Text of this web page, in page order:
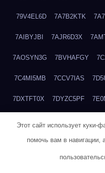
79V4EL6D 7A7B2KTK
7AIBYJBI 7AJR6D3X
7AOSYN3G 7BVHAFGY
7C4MI5MB 7CCV7IAS
7DXTFT0X 7DYZC5PF
7FKTW3MA 7FRYD8I9
7H8LPLGJ
Этот сайт использует куки-
помочь вам в навигации,